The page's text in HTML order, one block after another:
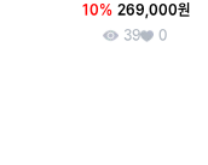
10% 269,000원
39
0